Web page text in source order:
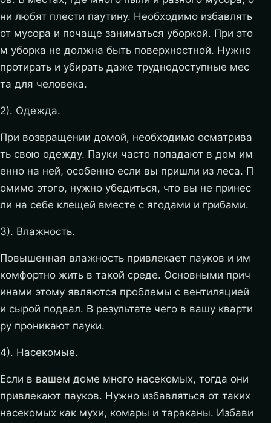
ни любят плести паутину. Необходимо избавлять
от мусора и почаще заниматься уборкой. При это
м уборка не должна быть поверхностной. Нужно
протирать и убирать даже труднодоступные мес
та для человека.
2). Одежда.
При возвращении домой, необходимо осматрива
ть свою одежду. Пауки часто попадают в дом им
енно на ней, особенно если вы пришли из леса. П
омимо этого, нужно убедиться, что вы не принес
ли на себе клещей вместе с ягодами и грибами.
3). Влажность.
Повышенная влажность привлекает пауков и им
комфортно жить в такой среде. Основными прич
инами этому являются проблемы с вентиляцией
и сырой подвал. В результате чего в вашу кварти
ру проникают пауки.
4). Насекомые.
Если в вашем доме много насекомых, тогда они
привлекают пауков. Нужно избавляться от таких
насекомых как мухи, комары и тараканы. Избави